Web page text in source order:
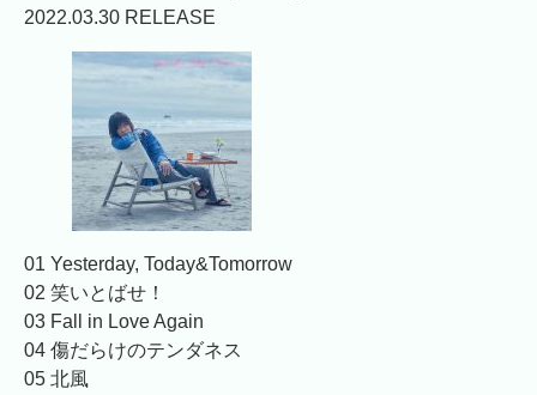
2022.03.30 RELEASE
01 Yesterday, Today&Tomorrow
02 笑いとばせ！
03 Fall in Love Again
04 傷だらけのテンダネス
05 北風